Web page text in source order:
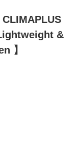
&
】